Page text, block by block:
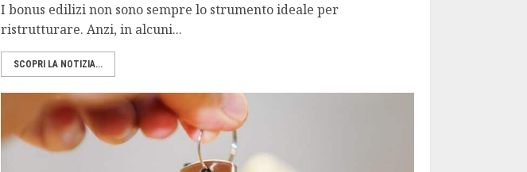
I bonus edilizi non sono sempre lo strumento ideale per
ristrutturare. Anzi, in alcuni...
SCOPRI LA NOTIZIA...